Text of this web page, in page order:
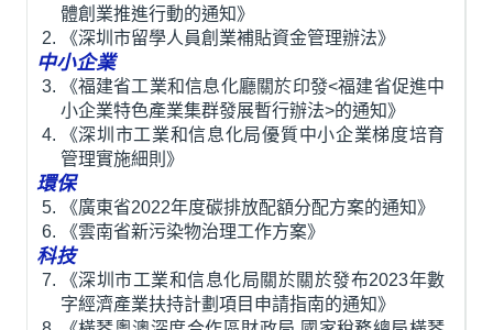
體創業推進行動的通知》
《深圳市留學人員創業補貼資金管理辦法》
中小企業
《福建省工業和信息化廳關於印發<福建省促進中
小企業特色產業集群發展暫行辦法>的通知》
《深圳市工業和信息化局優質中小企業梯度培育
管理實施細則》
環保
《廣東省2022年度碳排放配額分配方案的通知》
《雲南省新污染物治理工作方案》
科技
《深圳市工業和信息化局關於關於發布2023年數
字經濟產業扶持計劃項目申請指南的通知》